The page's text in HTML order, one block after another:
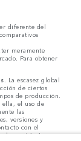
diferente del
meramente
Para obtener
La escasez global
de ciertos
de producción.
ella, el uso de
las
versiones y
con el
las restricciones